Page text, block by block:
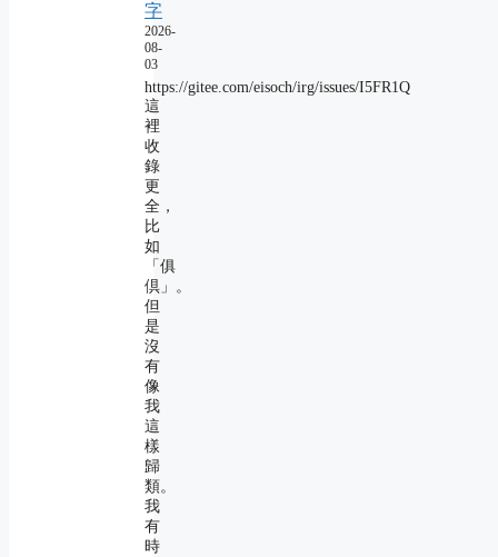
字
2026-
08-
03
https://gitee.com/eisoch/irg/issues/I5FR1Q
這
裡
收
錄
更
全，
比
如
「俱
倶」。
但
是
沒
有
像
我
這
樣
歸
類。
我
有
時